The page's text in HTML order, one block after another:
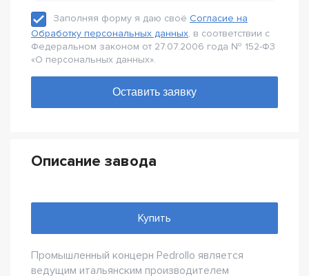
Заполняя форму я даю своё Согласие на
Обработку персональных данных, в соответствии с
Федеральном законом от 27.07.2006 года № 152-Ф3
«О персональных данных».
Описание завода
Купить
Промышленный концерн Pedrollo является
ведущим итальянским производителем